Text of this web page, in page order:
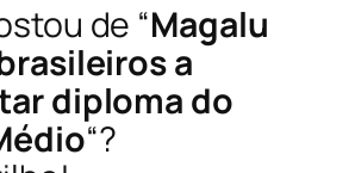
de “Magalu
a
diploma do
“?